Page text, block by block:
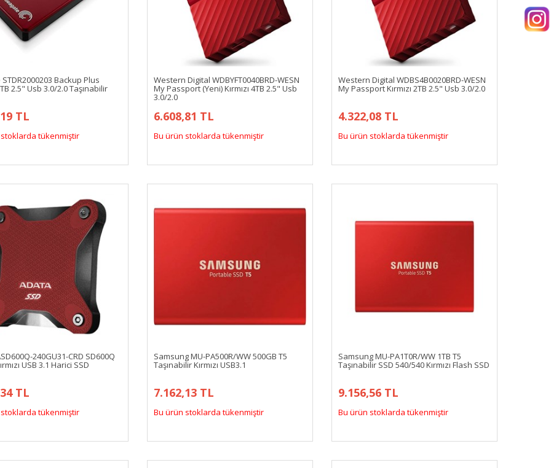
Backup Plus
2.5" Usb 3.0/2.0 Taşınabilir
TL
tükenmiştir
Western Digital WDBYFT0040BRD-WESN
My Passport (Yeni) Kırmızı 4TB 2.5" Usb
3.0/2.0
6.608,81 TL
Bu ürün stoklarda tükenmiştir
Western Digital WDBS4B0020BRD-WESN
My Passport Kırmızı 2TB 2.5" Usb 3.0/2.0
4.322,08 TL
Bu ürün stoklarda tükenmiştir
240GU31-CRD SD600Q
USB 3.1 Harici SSD
TL
tükenmiştir
Samsung MU-PA500R/WW 500GB T5
Taşınabilir Kırmızı USB3.1
7.162,13 TL
Bu ürün stoklarda tükenmiştir
Samsung MU-PA1T0R/WW 1TB T5
Taşınabilir SSD 540/540 Kırmızı Flash SSD
9.156,56 TL
Bu ürün stoklarda tükenmiştir